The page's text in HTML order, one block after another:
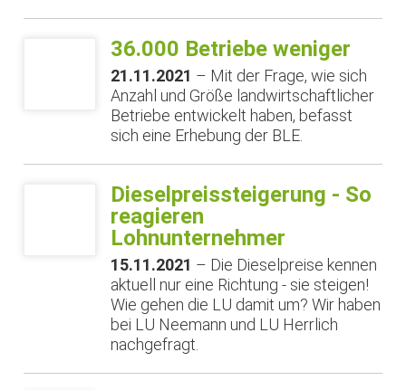
36.000 Betriebe weniger
21.11.2021 – Mit der Frage, wie sich
Anzahl und Größe landwirtschaftlicher
Betriebe entwickelt haben, befasst
sich eine Erhebung der BLE.
Dieselpreissteigerung - So
reagieren
Lohnunternehmer
15.11.2021 – Die Dieselpreise kennen
aktuell nur eine Richtung - sie steigen!
Wie gehen die LU damit um? Wir haben
bei LU Neemann und LU Herrlich
nachgefragt.